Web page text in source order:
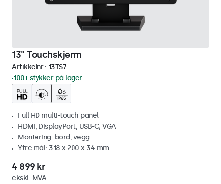
13" Touchskjerm
Artikkelnr.: 13TS7
100+ stykker på lager
Full HD multi-touch panel
HDMI, DisplayPort, USB-C, VGA
Montering: bord, vegg
Ytre mål: 318 x 200 x 34 mm
4 899 kr
ekskl. MVA